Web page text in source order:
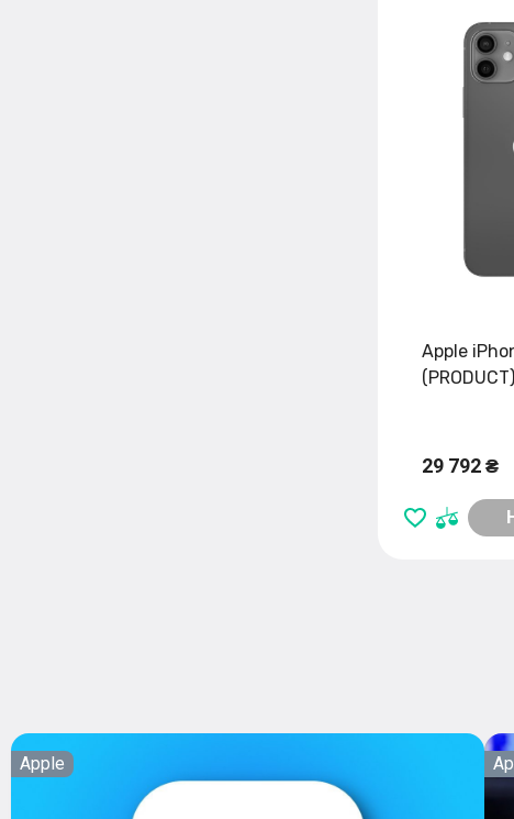
Apple
29 792 ₴
Apple